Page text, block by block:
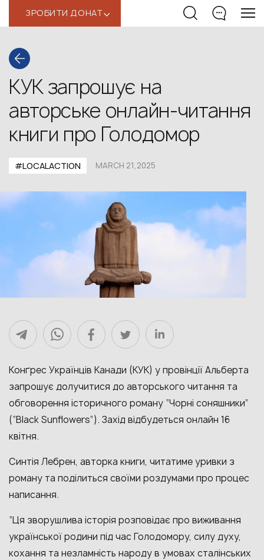
ЗРОБИТИ ДОНАТ‹
КУК запрошує на
авторське онлайн-читання
книги про Голодомор
#LOCALACTION MARCH 21,2025
Конґрес Українців Канади (КУК) у провінції Альберта
запрошує долучитися до авторського читання та
обговорення історичного роману “Чорні соняшники”
(“Black Sunflowers”). Захід відбудеться онлайн 16
квітня.
Синтія Лебрен, авторка книги, читатиме уривки з
роману та поділиться своїми роздумами про процес
написання.
“Ця зворушлива історія розповідає про виживання
української родини під час Голодомору, силу духу,
кохання та незламність народу в умовах сталінських